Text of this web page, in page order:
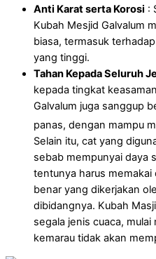
Anti Karat serta Korosi :
Kubah Mesjid Galvalum
biasa, termasuk
yang tinggi.
Tahan Kepada Seluruh
kepada tingkat
Galvalum juga sanggup
panas, dengan mampu
Selain itu, cat yang
sebab mempunyai daya
tentunya harus
benar yang dikerjakan
dibidangnya. Kubah
segala jenis cuaca,
kemarau tidak akan